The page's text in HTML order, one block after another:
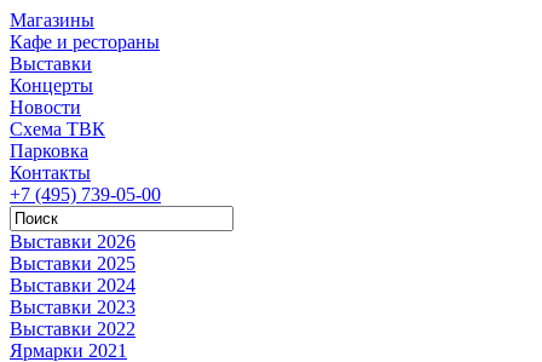
Магазины
Кафе и рестораны
Выставки
Концерты
Новости
Схема ТВК
Парковка
Контакты
+7 (495) 739-05-00
Выставки 2026
Выставки 2025
Выставки 2024
Выставки 2023
Выставки 2022
Ярмарки 2021